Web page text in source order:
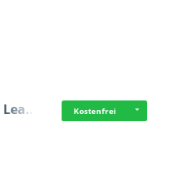
Kostenfrei